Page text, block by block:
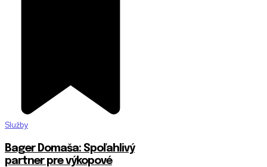
Služby
Bager Domaša: Spoľahlivý
partner pre výkopové